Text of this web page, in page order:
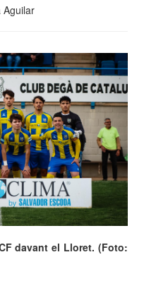
Aguilar
davant el Lloret. (Foto: